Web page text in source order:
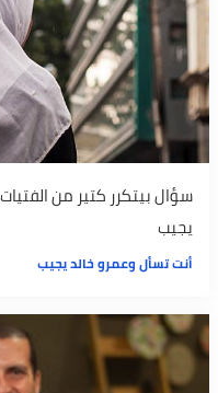
سؤال بيتكرر كتير من
يجيب
أنت تسأل وعمرو خالد يجيب